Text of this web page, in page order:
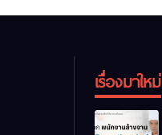
เรื่องมาใหม่